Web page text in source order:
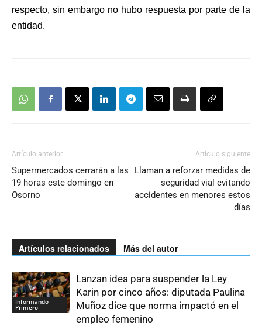
respecto, sin embargo no hubo respuesta por parte de la
entidad.
Artículo anterior
Supermercados cerrarán a las
19 horas este domingo en
Osorno
Artículo siguiente
Llaman a reforzar medidas de
seguridad vial evitando
accidentes en menores estos
días
Artículos relacionados Más del autor
Informando
Primero
Lanzan idea para suspender la Ley
Karin por cinco años: diputada Paulina
Muñoz dice que norma impactó en el
empleo femenino